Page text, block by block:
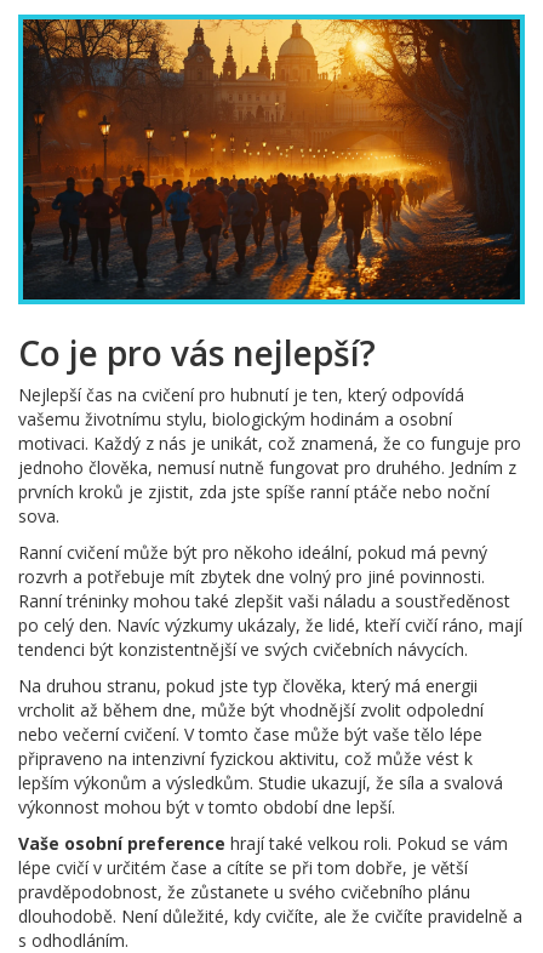
Co je pro vás nejlepší?
Nejlepší čas na cvičení pro hubnutí je ten, který odpovídá
vašemu životnímu stylu, biologickým hodinám a osobní
motivaci. Každý z nás je unikát, což znamená, že co funguje pro
jednoho člověka, nemusí nutně fungovat pro druhého. Jedním z
prvních kroků je zjistit, zda jste spíše ranní ptáče nebo noční
sova.
Ranní cvičení může být pro někoho ideální, pokud má pevný
rozvrh a potřebuje mít zbytek dne volný pro jiné povinnosti.
Ranní tréninky mohou také zlepšit vaši náladu a soustředěnost
po celý den. Navíc výzkumy ukázaly, že lidé, kteří cvičí ráno, mají
tendenci být konzistentnější ve svých cvičebních návycích.
Na druhou stranu, pokud jste typ člověka, který má energii
vrcholit až během dne, může být vhodnější zvolit odpolední
nebo večerní cvičení. V tomto čase může být vaše tělo lépe
připraveno na intenzivní fyzickou aktivitu, což může vést k
lepším výkonům a výsledkům. Studie ukazují, že síla a svalová
výkonnost mohou být v tomto období dne lepší.
Vaše osobní preference hrají také velkou roli. Pokud se vám
lépe cvičí v určitém čase a cítíte se při tom dobře, je větší
pravděpodobnost, že zůstanete u svého cvičebního plánu
dlouhodobě. Není důležité, kdy cvičíte, ale že cvičíte pravidelně a
s odhodláním.